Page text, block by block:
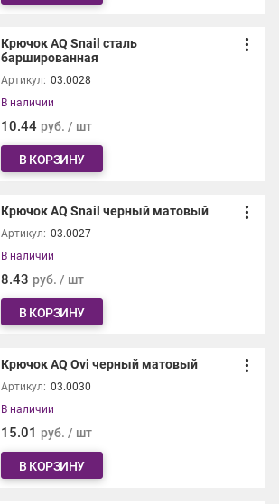
Крючок AQ Snail сталь
баршированная
Артикул: 03.0028
В наличии
10.44 руб. / шт
В КОРЗИНУ
Крючок AQ Snail черный матовый
Артикул: 03.0027
В наличии
8.43 руб. / шт
В КОРЗИНУ
Крючок AQ Ovi черный матовый
Артикул: 03.0030
В наличии
15.01 руб. / шт
В КОРЗИНУ